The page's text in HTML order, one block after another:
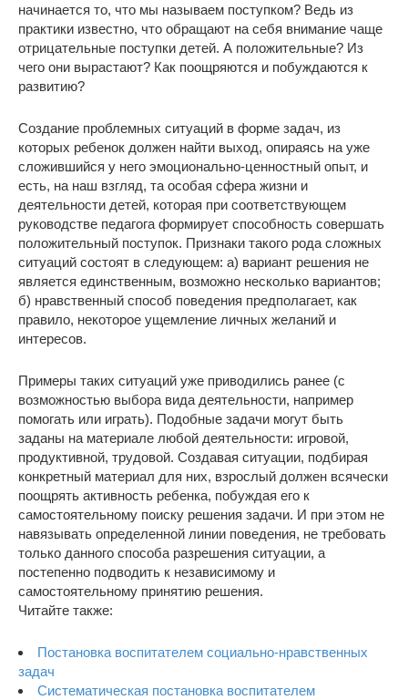
начинается то, что мы называем поступком? Ведь из
практики известно, что обращают на себя внимание чаще
отрицательные поступки детей. А положительные? Из
чего они вырастают? Как поощряются и побуждаются к
развитию?
Создание проблемных ситуаций в форме задач, из
которых ребенок должен найти выход, опираясь на уже
сложившийся у него эмоционально-ценностный опыт, и
есть, на наш взгляд, та особая сфера жизни и
деятельности детей, которая при соответствующем
руководстве педагога формирует способность совершать
положительный поступок. Признаки такого рода сложных
ситуаций состоят в следующем: а) вариант решения не
является единственным, возможно несколько вариантов;
б) нравственный способ поведения предполагает, как
правило, некоторое ущемление личных желаний и
интересов.
Примеры таких ситуаций уже приводились ранее (с
возможностью выбора вида деятельности, например
помогать или играть). Подобные задачи могут быть
заданы на материале любой деятельности: игровой,
продуктивной, трудовой. Создавая ситуации, подбирая
конкретный материал для них, взрослый должен всячески
поощрять активность ребенка, побуждая его к
самостоятельному поиску решения задачи. И при этом не
навязывать определенной линии поведения, не требовать
только данного способа разрешения ситуации, а
постепенно подводить к независимому и
самостоятельному принятию решения.
Читайте также:
Постановка воспитателем социально-нравственных
задач
Систематическая постановка воспитателем